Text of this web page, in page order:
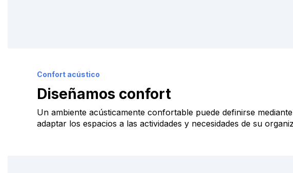
Confort acústico
Diseñamos confort
Un ambiente acústicamente confortable puede definirse
adaptar los espacios a las actividades y necesidades de su